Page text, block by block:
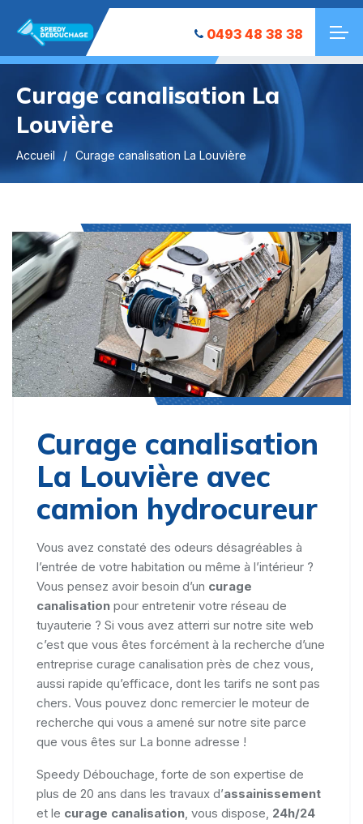
0493 48 38 38
Curage canalisation La
Louvière
Accueil Curage canalisation La Louvière
Curage canalisation
La Louvière avec
camion hydrocureur
Vous avez constaté des odeurs désagréables à
l’entrée de votre habitation ou même à l’intérieur ?
Vous pensez avoir besoin d’un curage
canalisation pour entretenir votre réseau de
tuyauterie ? Si vous avez atterri sur notre site web
c’est que vous êtes forcément à la recherche d’une
entreprise curage canalisation près de chez vous,
aussi rapide qu’efficace, dont les tarifs ne sont pas
chers. Vous pouvez donc remercier le moteur de
recherche qui vous a amené sur notre site parce
que vous êtes sur La bonne adresse !
Speedy Débouchage, forte de son expertise de
plus de 20 ans dans les travaux d’assainissement
et le curage canalisation, vous dispose, 24h/24